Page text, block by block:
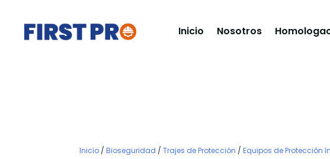
Inicio Nosotros
Inicio /Bioseguridad /Trajes de Protección /Equipos de Protección